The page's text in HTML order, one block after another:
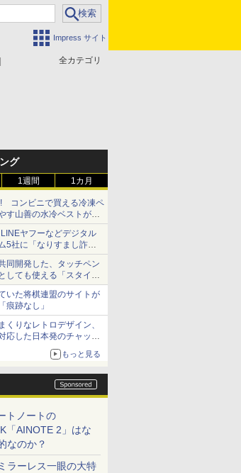
Impress サイト
全カテゴリ
グ
1週間 1カ月
コンビニで買える冷凍ペ
す山善の水冷ベストがロ
いい【ぼっち・ざ・ろー
時間でなにしてる？】
ヤフーなどデジタル
5社に「なりすまし詐欺
著名人の写真や映像を
の対策として
同開発した、タッチペン
しても使える「スタイラ
iPadにも紙にも、持ち替
いた将棋連盟のサイトが
痕跡なし」
くりなレトロデザイン、
応した日本発のチャット
もっと見る
トノートの
「AINOTE 2」はな
なのか？
ラーレス一眼の大特